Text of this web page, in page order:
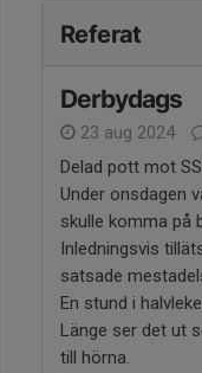
Referat
Derbydags
23 aug 2024
Delad pott mot
Under onsdagen
skulle komma på
Inledningsvis
satsade
En stund i
Länge ser det ut
till hörna.